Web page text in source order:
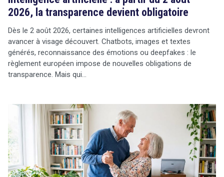
CONTACT
2026, la transparence devient obligatoire
Dès le 2 août 2026, certaines intelligences artificielles devront
avancer à visage découvert. Chatbots, images et textes
générés, reconnaissance des émotions ou deepfakes : le
règlement européen impose de nouvelles obligations de
transparence. Mais qui…